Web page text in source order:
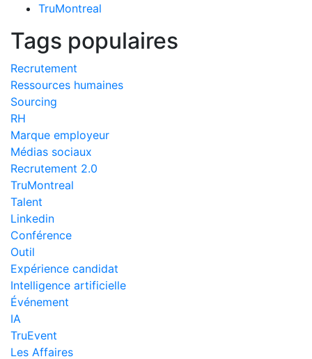
TruMontreal
Tags populaires
Recrutement
Ressources humaines
Sourcing
RH
Marque employeur
Médias sociaux
Recrutement 2.0
TruMontreal
Talent
Linkedin
Conférence
Outil
Expérience candidat
Intelligence artificielle
Événement
IA
TruEvent
Les Affaires